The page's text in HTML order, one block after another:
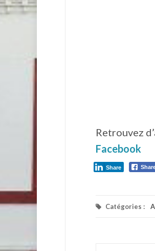
Retrouvez
Facebook
Share
Catégories :